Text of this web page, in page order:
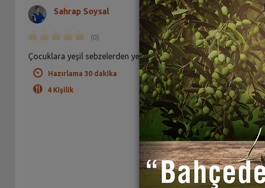
Sahrap Soysal
(0)
Çocuklara yeşil sebzelerden yedirmenin en güzel yolu.
Hazırlama 30 dakika
4 Kişilik